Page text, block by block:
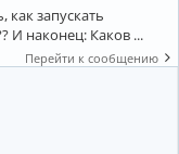
как запускать
И наконец: Каков ...
Перейти к сообщению